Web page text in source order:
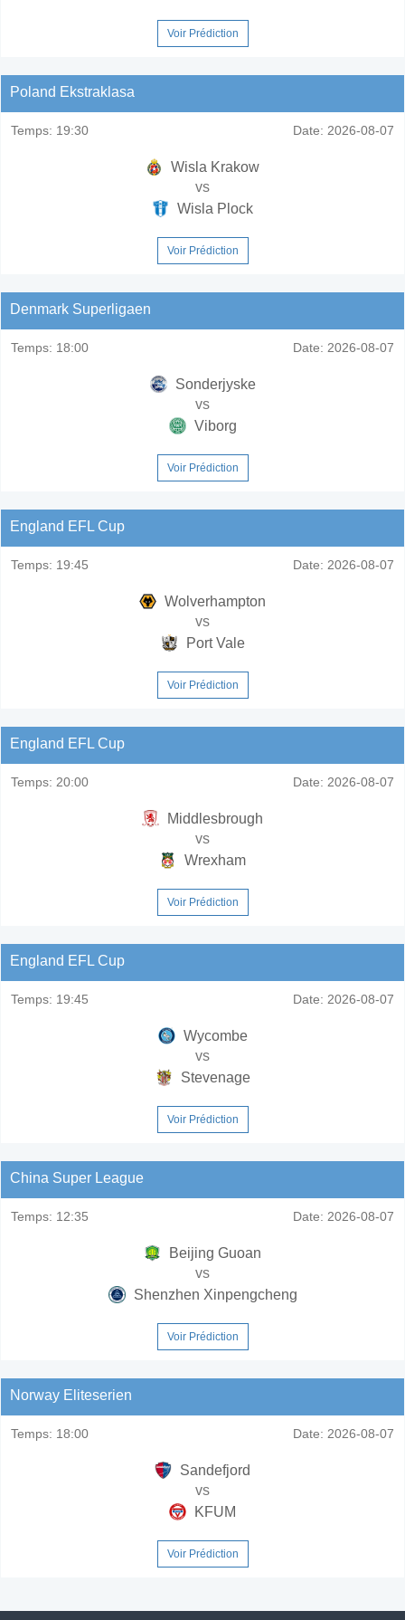
Voir Prédiction
Poland Ekstraklasa
Temps: 19:30 Date: 2026-08-07
Wisla Krakow
vs
Wisla Plock
Voir Prédiction
Denmark Superligaen
Temps: 18:00 Date: 2026-08-07
Sonderjyske
vs
Viborg
Voir Prédiction
England EFL Cup
Temps: 19:45 Date: 2026-08-07
Wolverhampton
vs
Port Vale
Voir Prédiction
England EFL Cup
Temps: 20:00 Date: 2026-08-07
Middlesbrough
vs
Wrexham
Voir Prédiction
England EFL Cup
Temps: 19:45 Date: 2026-08-07
Wycombe
vs
Stevenage
Voir Prédiction
China Super League
Temps: 12:35 Date: 2026-08-07
Beijing Guoan
vs
Shenzhen Xinpengcheng
Voir Prédiction
Norway Eliteserien
Temps: 18:00 Date: 2026-08-07
Sandefjord
vs
KFUM
Voir Prédiction